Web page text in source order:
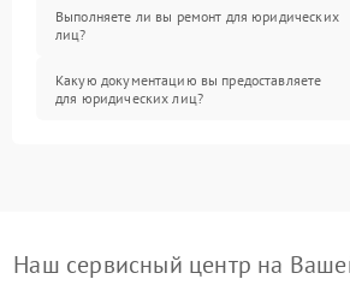
Выполняете ли вы ремонт для юридических
лиц?
Какую документацию вы предоставляете
для юридических лиц?
Наш сервисный центр на